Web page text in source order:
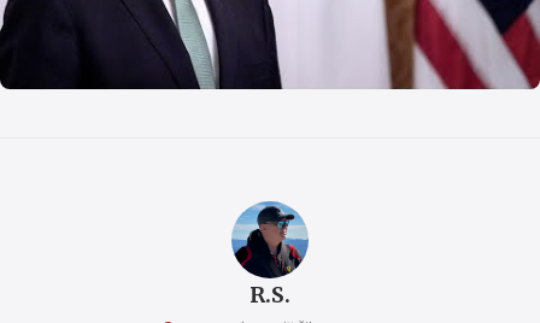
R.S.